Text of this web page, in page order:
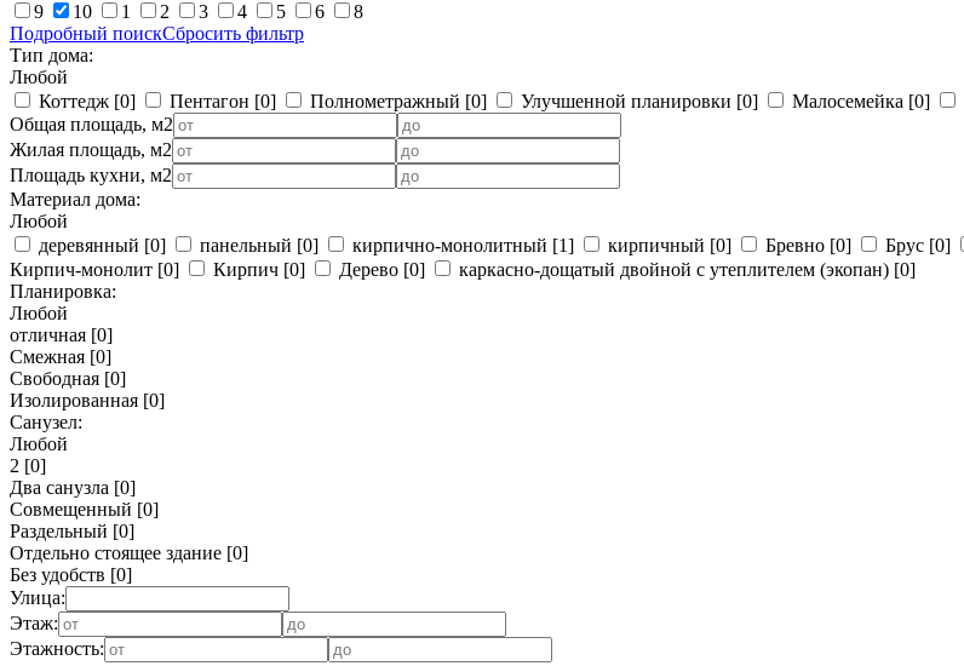
9
10 1 2 3 4 5 6
8
Подробный поискСбросить фильтр
Тип дома:
Любой
Коттедж [0] Пентагон [0] Полнометражный [0] Улучшенной планировки [0] Малосемейка [0]
Общая площадь, м2
Жилая площадь, м2
Площадь кухни, м2
Материал дома:
Любой
деревянный [0] панельный [0] кирпично-монолитный [1] кирпичный [0] Бревно [0] Брус [0]
Кирпич-монолит [0] Кирпич [0] Дерево [0] каркасно-дощатый двойной с утеплителем (экопан) [0]
Планировка:
Любой
отличная [0]
Смежная [0]
Свободная [0]
Изолированная [0]
Санузел:
Любой
2 [0]
Два санузла [0]
Совмещенный [0]
Раздельный [0]
Отдельно стоящее здание [0]
Без удобств [0]
Улица:
Этаж:
Этажность: